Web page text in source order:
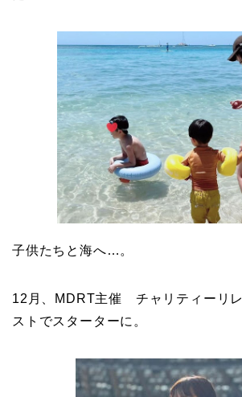
子供たちと海へ…。
12月、MDRT主催 チャリティーリ
ストでスターターに。